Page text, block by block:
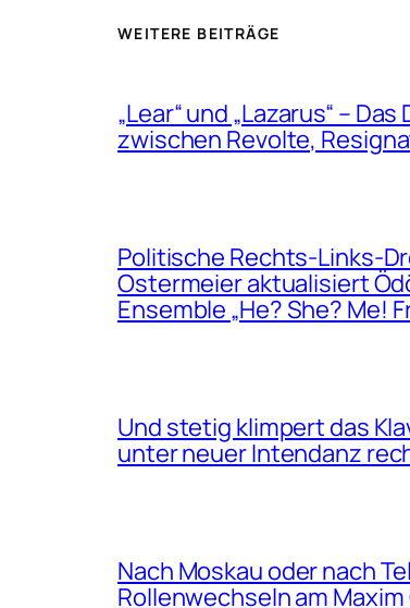
WEITERE BEITRÄGE
„Lear“ und „Lazarus“ –
zwischen Revolte,
Politische Rechts-Links-
Ostermeier aktualisiert
Ensemble „He? She? Me!
Und stetig klimpert das
unter neuer Intendanz
Nach Moskau oder nach
Rollenwechseln am